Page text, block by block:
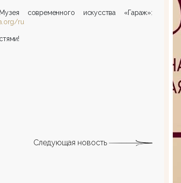
современного искусства «Гараж»:
ru
Следующая новость